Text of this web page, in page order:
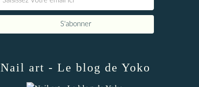
Nail art - Le blog de Yoko